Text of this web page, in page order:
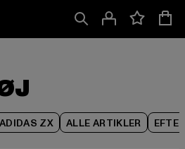
ADIDAS ZX ALLE ARTIKLER